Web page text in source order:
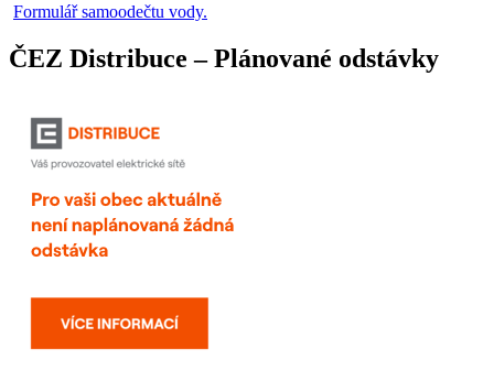
Formulář samoodečtu vody.
ČEZ Distribuce – Plánované odstávky